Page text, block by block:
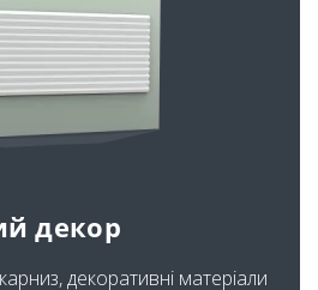
декор
декоративні матеріали